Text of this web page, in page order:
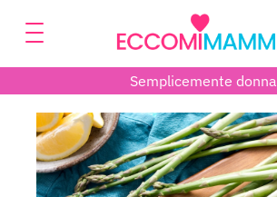
Semplicemente donna